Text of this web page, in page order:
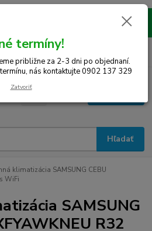
SR! Kraje TT, BA, NR, TN, vrátane
Hľadať
0 €
klimatizácia SAMSUNG CEBU
WiFi
SAMSUNG
R32
termíny!
približne za 2-3 dni po objednaní.
nás kontaktujte 0902 137 329
Zatvoriť